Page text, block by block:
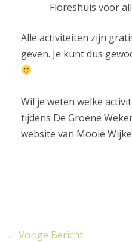
Floreshuis voor
Alle activiteiten zijn
geven. Je kunt dus
Wil je weten welke
tijdens De Groene
website van Mooie
← Vorige Bericht